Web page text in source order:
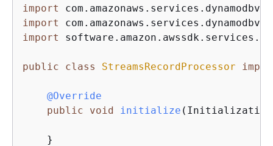
import
import
import
public class StreamsRecordProcessor
@Override
public
void initialize
    }